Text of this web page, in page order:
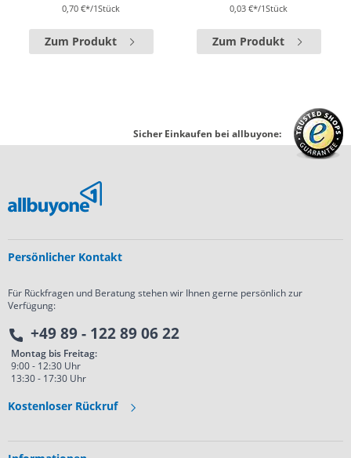
0,70 €*/1Stück
Zum Produkt
0,03 €*/1Stück
Zum Produkt
Sicher Einkaufen bei allbuyone:
Persönlicher Kontakt
Für Rückfragen und Beratung stehen wir Ihnen gerne persönlich zur
Verfügung:
+49 89 - 122 89 06 22
Montag bis Freitag:
9:00 - 12:30 Uhr
13:30 - 17:30 Uhr
Kostenloser Rückruf